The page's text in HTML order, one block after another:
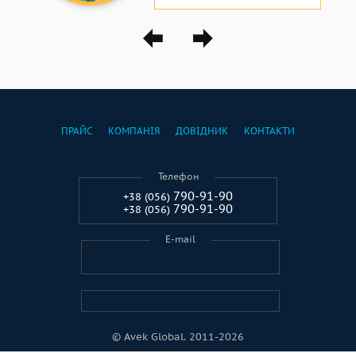
© Avek Global. 2011-2026
ПРАЙС КОМПАНІЯ ДОВІДНИК КОНТАКТИ
Телефон
+38 (056) 790-91-90
+38 (056) 790-91-90
E-mail